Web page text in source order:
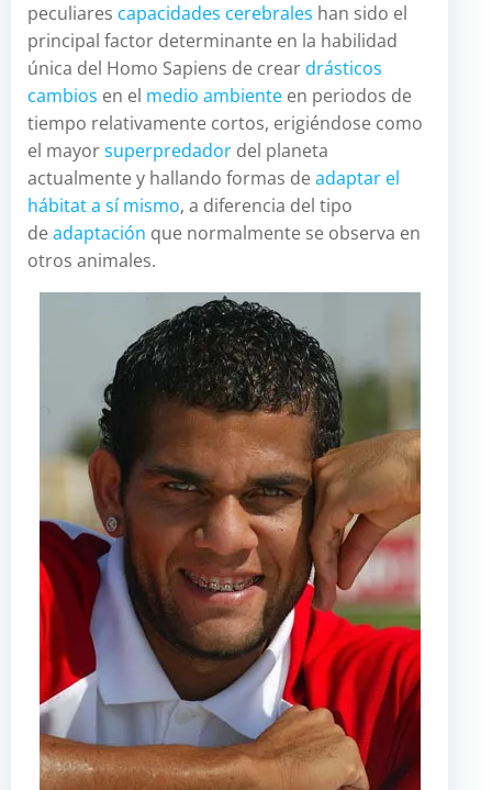
peculiares capacidades cerebrales han sido el
principal factor determinante en la habilidad
única del Homo Sapiens de creardrásticos
cambios en el medio ambiente en periodos de
tiempo relativamente cortos, erigiéndose como
el mayorsuperpredador del planeta
actualmente y hallando formas deadaptar el
hábitat a sí mismo, a diferencia del tipo
deadaptación que normalmente se observa en
otros animales.